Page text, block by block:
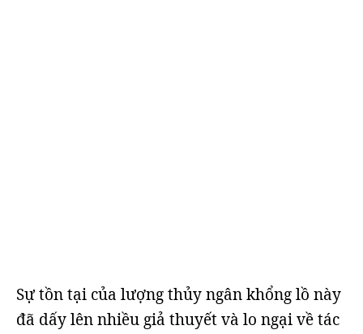
Sự tồn tại của lượng thủy ngân khổng lồ này
đã dấy lên nhiều giả thuyết và lo ngại về tác